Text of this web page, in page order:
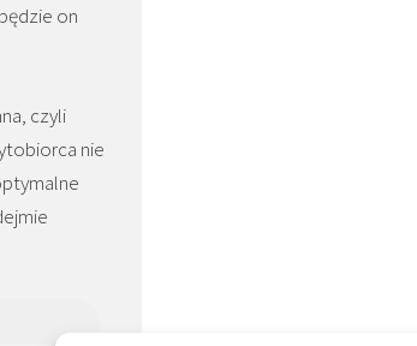
on
czyli
nie